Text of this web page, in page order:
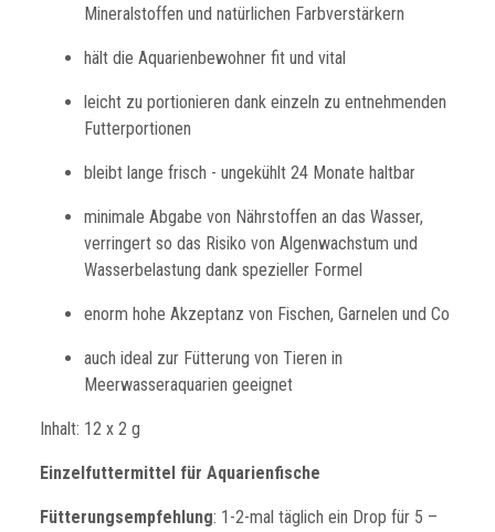
Mineralstoffen und natürlichen Farbverstärkern
hält die Aquarienbewohner fit und vital
leicht zu portionieren dank einzeln zu entnehmenden
Futterportionen
bleibt lange frisch - ungekühlt 24 Monate haltbar
minimale Abgabe von Nährstoffen an das Wasser,
verringert so das Risiko von Algenwachstum und
Wasserbelastung dank spezieller Formel
enorm hohe Akzeptanz von Fischen, Garnelen und Co
auch ideal zur Fütterung von Tieren in
Meerwasseraquarien geeignet
Inhalt: 12 x 2 g
Einzelfuttermittel für Aquarienfische
Fütterungsempfehlung: 1-2-mal täglich ein Drop für 5 –